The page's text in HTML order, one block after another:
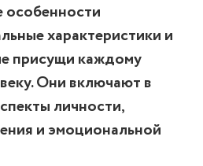
особенности
характеристики и
присущи каждому
Они включают в
личности,
и эмоциональной